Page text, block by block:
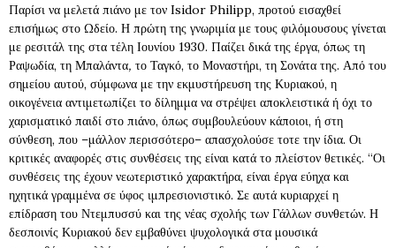
Παρίσι να μελετά πιάνο με τον Isidor Philipp, προτού εισαχθεί
επισήμως στο Ωδείο. Η πρώτη της γνωριμία με τους φιλόμουσους γίνεται
με ρεσιτάλ της στα τέλη Ιουνίου 1930. Παίζει δικά της έργα, όπως τη
Ραψωδία, τη Μπαλάντα, το Ταγκό, το Μοναστήρι, τη Σονάτα της. Από του
σημείου αυτού, σύμφωνα με την εκμυστήρευση της Κυριακού, η
οικογένεια αντιμετωπίζει το δίλημμα να στρέψει αποκλειστικά ή όχι το
χαρισματικό παιδί στο πιάνο, όπως συμβουλεύουν κάποιοι, ή στη
σύνθεση, που –μάλλον περισσότερο– απασχολούσε τοτε την ίδια. Οι
κριτικές αναφορές στις συνθέσεις της είναι κατά το πλείστον θετικές. “Οι
συνθέσεις της έχουν νεωτεριστικό χαρακτήρα, είναι έργα εύηχα και
ηχητικά γραμμένα σε ύφος ιμπρεσιονιστικό. Σε αυτά κυριαρχεί η
επίδραση του Ντεμπυσσύ και της νέας σχολής των Γάλλων συνθετών. Η
δεσποινίς Κυριακού δεν εμβαθύνει ψυχολογικά στα μουσικά